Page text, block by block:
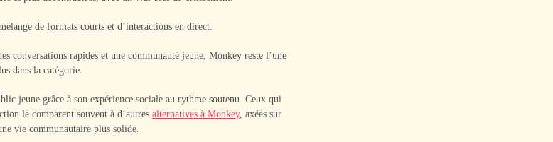
de formats courts et d’interactions en direct.
conversations rapides et une communauté jeune, Monkey reste l’une
dans la catégorie.
jeune grâce à son expérience sociale au rythme soutenu. Ceux qui
le comparent souvent à d’autres alternatives à Monkey, axées sur
vie communautaire plus solide.